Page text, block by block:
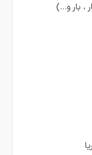
، بار و…)